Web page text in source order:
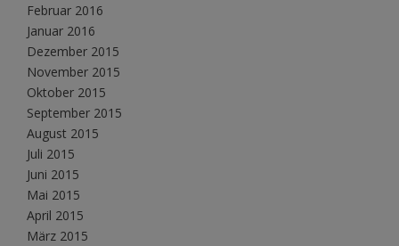
Februar 2016
Januar 2016
Dezember 2015
November 2015
Oktober 2015
September 2015
August 2015
Juli 2015
Juni 2015
Mai 2015
April 2015
März 2015